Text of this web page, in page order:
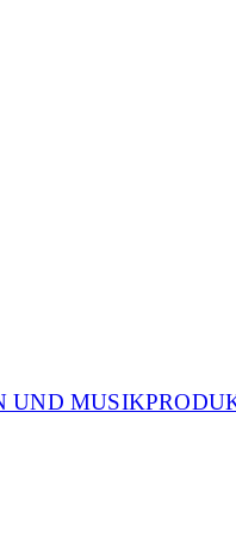
UND